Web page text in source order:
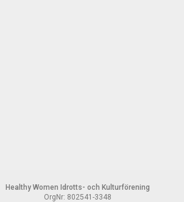
Healthy Women Idrotts- och Kulturförening
OrgNr: 802541-3348